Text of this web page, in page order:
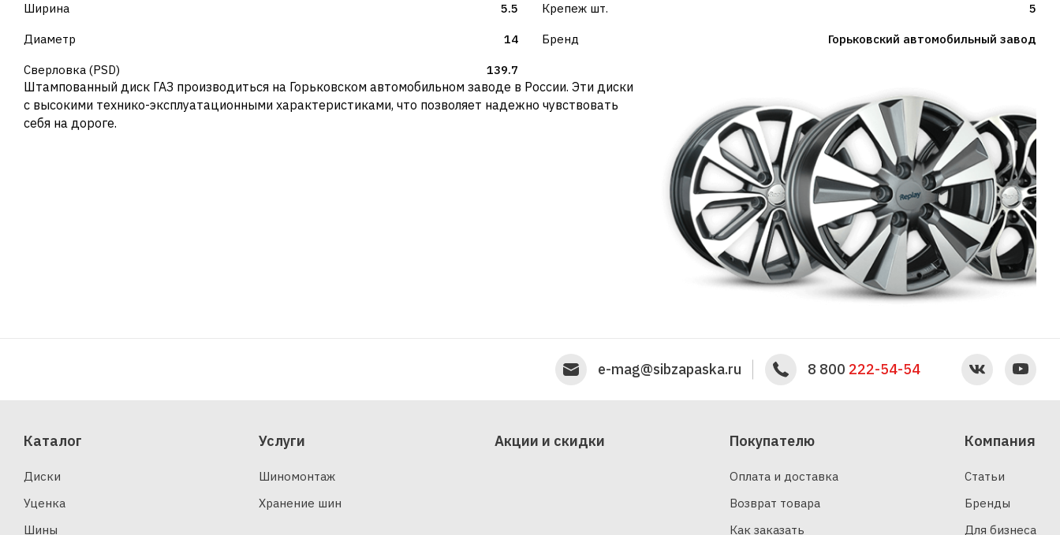
Ширина 5.5
Диаметр 14
Сверловка (PSD) 139.7
Крепеж шт. 5
Бренд Горьковский автомобильный завод
Штампованный диск ГАЗ производиться на Горьковском автомобильном заводе в России. Эти диски
с высокими технико-эксплуатационными характеристиками, что позволяет надежно чувствовать
себя на дороге.
e-mag@sibzapaska.ru 8 800 222-54-54
Каталог
Диски
Уценка
Шины
Услуги
Шиномонтаж
Хранение шин
Акции и скидки Покупателю
Оплата и доставка
Возврат товара
Как заказать
Компания
Статьи
Бренды
Для бизнеса